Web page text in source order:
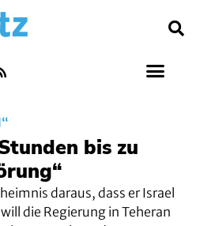
bis zu
daraus, dass er Israel
die Regierung in Teheran